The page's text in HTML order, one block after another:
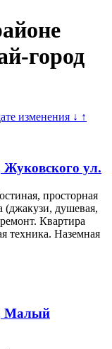
город
изменения ↓ ↑
ул.
просторная
(джакузи, душевая,
Квартира
техника. Наземная
Малый